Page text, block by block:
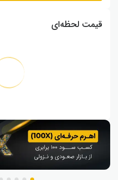
قیمت لحظه‌ای